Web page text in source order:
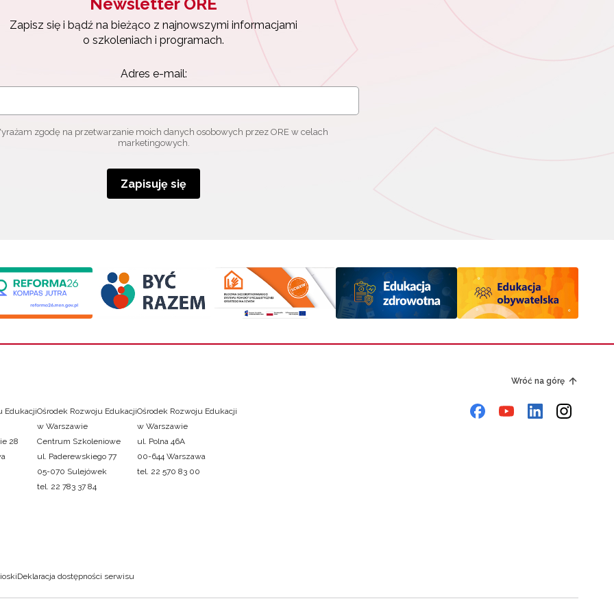
Newsletter ORE
Zapisz się i bądź na bieżąco z najnowszymi informacjami
o szkoleniach i programach.
Adres e-mail:
zgodę na przetwarzanie moich danych osobowych przez ORE w celach
marketingowych.
Zapisuję się
Wróć na górę
Edukacji
28
Ośrodek Rozwoju Edukacji
w Warszawie
Centrum Szkoleniowe
ul. Paderewskiego 77
05-070 Sulejówek
tel. 22 783 37 84
Ośrodek Rozwoju Edukacji
w Warszawie
ul. Polna 46A
00-644 Warszawa
tel. 22 570 83 00
Deklaracja dostępności serwisu